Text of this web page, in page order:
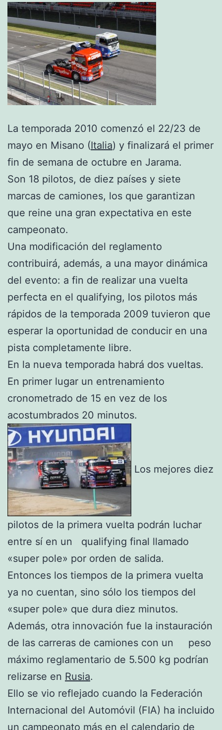
La temporada 2010 comenzó el 22/23 de
mayo en Misano (Italia) y finalizará el primer
fin de semana de octubre en Jarama.
Son 18 pilotos, de diez países y siete
marcas de camiones, los que garantizan
que reine una gran expectativa en este
campeonato.
Una modificación del reglamento
contribuirá, además, a una mayor dinámica
del evento: a fin de realizar una vuelta
perfecta en el qualifying, los pilotos más
rápidos de la temporada 2009 tuvieron que
esperar la oportunidad de conducir en una
pista completamente libre.
En la nueva temporada habrá dos vueltas.
En primer lugar un entrenamiento
cronometrado de 15 en vez de los
acostumbrados 20 minutos.
Los mejores diez
pilotos de la primera vuelta podrán luchar
entre sí en un qualifying final llamado
«super pole» por orden de salida.
Entonces los tiempos de la primera vuelta
ya no cuentan, sino sólo los tiempos del
«super pole» que dura diez minutos.
Además, otra innovación fue la instauración
de las carreras de camiones con un peso
máximo reglamentario de 5.500 kg podrían
relizarse en Rusia.
Ello se vio reflejado cuando la Federación
Internacional del Automóvil (FIA) ha incluido
un campeonato más en el calendario de